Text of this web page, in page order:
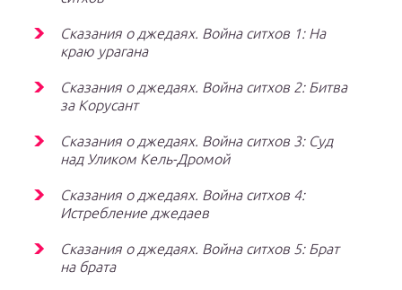
Сказания о джедаях. Война ситхов 1: На
краю урагана
Сказания о джедаях. Война ситхов 2: Битва
за Корусант
Сказания о джедаях. Война ситхов 3: Суд
над Уликом Кель-Дромой
Сказания о джедаях. Война ситхов 4:
Истребление джедаев
Сказания о джедаях. Война ситхов 5: Брат
на брата